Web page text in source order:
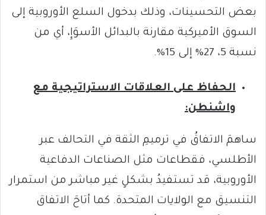
بعض التحسينات، وذلك بدخول السلع الأوروبية إلى
السوق الأميركية مقارنة بالبدائل الأسوَإِ، أي من
نسبة 5، 27% إلى 15%.
الحفاظ على العلاقات الاستراتيجية مع
واشنطن:
ساهمَ الاتفاقُ في ترميمِ الثقة في التحالف عبر
الأطلسي، فقطاعات مثل الصناعات الدفاعية
الأوروبية، قد تستفيدُ بشكلٍ غير مباشر من استمرار
التنسيق مع الولايات المتحدة. كما أتاحَ الاتفاق